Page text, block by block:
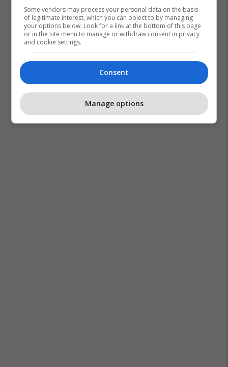
Some vendors may process your personal data on the basis
of legitimate interest, which you can object to by managing
your options below. Look for a link at the bottom of this page
or in the site menu to manage or withdraw consent in privacy
and cookie settings.
Consent
Manage options